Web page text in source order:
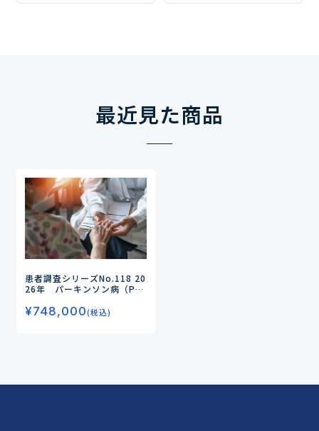
効果ー
最近見た商品
患者調査シリーズNo.118 20
26年 パーキンソン病（P
法・持続皮下注療法の実態、
iPS細胞療法に対する患者の
¥748,000(税込)